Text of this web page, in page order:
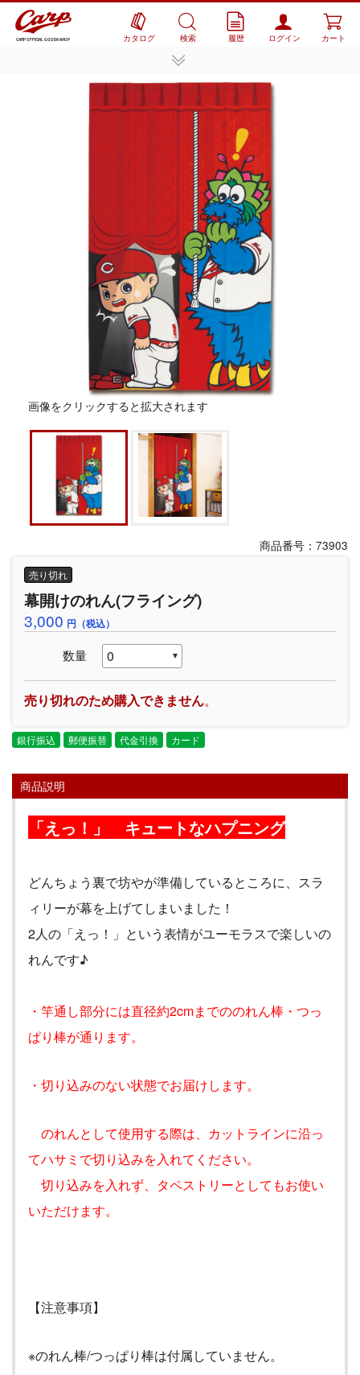
CARP OFFICIAL GOODS SHOP カタログ 検索 履歴 ログイン カート
画像をクリックすると拡大されます
商品番号：73903
売り切れ
幕開けのれん(フライング)
3,000 円（税込）
数量
売り切れのため購入できません。
銀行振込 郵便振替 代金引換 カード
商品説明
「えっ！」 キュートなハプニング
どんちょう裏で坊やが準備しているところに、スラ
ィリーが幕を上げてしまいました！
2人の「えっ！」という表情がユーモラスで楽しいの
れんです♪
・竿通し部分には直径約2cmまでののれん棒・つっ
ぱり棒が通ります。
・切り込みのない状態でお届けします。
のれんとして使用する際は、カットラインに沿っ
てハサミで切り込みを入れてください。
切り込みを入れず、タペストリーとしてもお使い
いただけます。
【注意事項】
※のれん棒/つっぱり棒は付属していません。